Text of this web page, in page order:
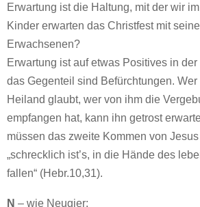
Erwartung ist die Haltung, mit der wir
Kinder erwarten das Christfest mit
Erwachsenen?
Erwartung ist auf etwas Positives in
das Gegenteil sind Befürchtungen.
Heiland glaubt, wer von ihm die
empfangen hat, kann ihn getrost
müssen das zweite Kommen von
„schrecklich ist’s, in die Hände des
fallen“ (Hebr.10,31).
N – wie Neugier: